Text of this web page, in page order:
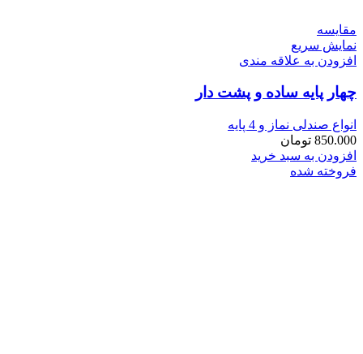
مقايسه
نمایش سریع
افزودن به علاقه مندی
چهار پايه ساده و پشت دار
انواع صندلی نماز و 4 پایه
850.000 تومان
افزودن به سبد خرید
فروخته شده